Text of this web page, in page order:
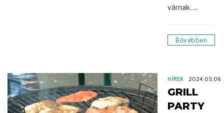
várnak. ...
Bővebben
HÍREK 2024.05.06
GRILL
PARTY